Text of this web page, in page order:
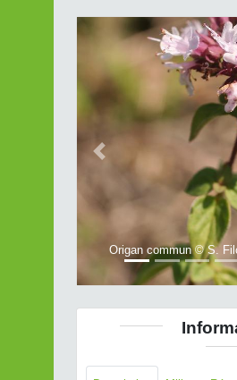
Origan commun © S.
Previous